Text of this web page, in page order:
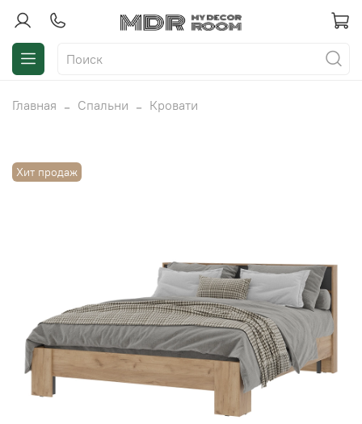
Главная Спальни Кровати
Хит продаж